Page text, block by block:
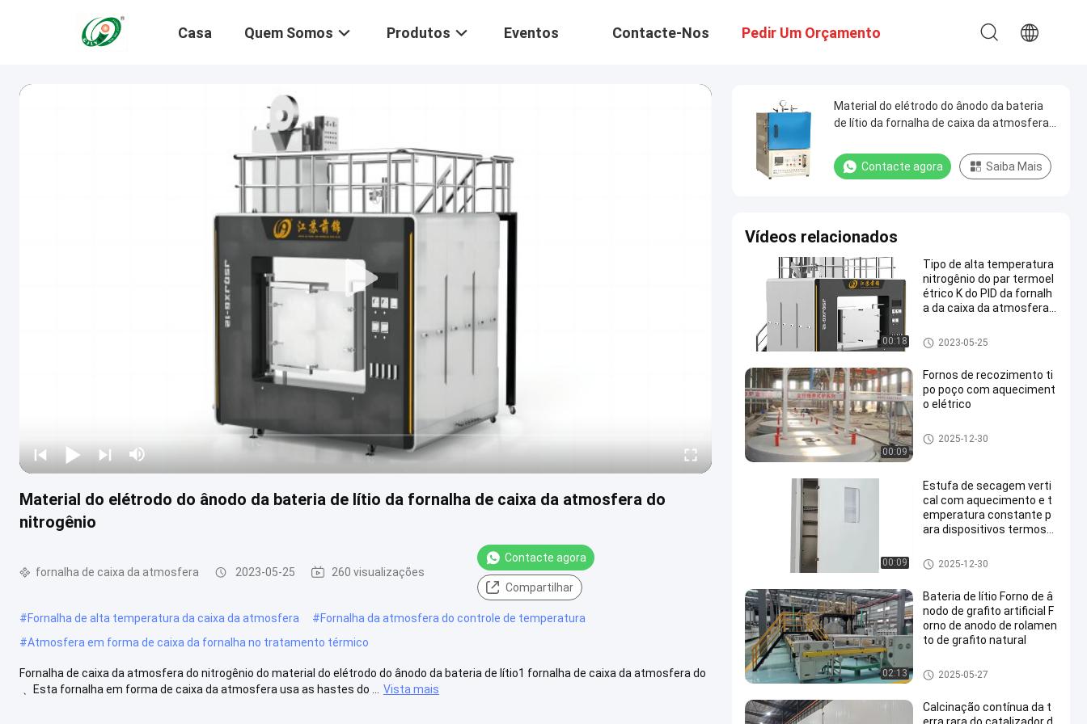
Casa Quem Somos Produtos Eventos Contacte-Nos Pedir Um Orçamento
Material do elétrodo do ânodo da bateria de lítio da fornalha de caixa da atmosfera do
nitrogênio
fornalha de caixa da atmosfera 2023-05-25 260 visualizações
Contacte agora
Compartilhar
#Fornalha de alta temperatura da caixa da atmosfera #Fornalha da atmosfera do controle de temperatura
#Atmosfera em forma de caixa da fornalha no tratamento térmico
Fornalha de caixa da atmosfera do nitrogênio do material do elétrodo do ânodo da bateria de lítio1 fornalha de caixa da atmosfera do
﹑ Esta fornalha em forma de caixa da atmosfera usa as hastes do ...
Vista mais
Material do elétrodo do ânodo da bateria
de lítio da fornalha de caixa da atmosfera
Contacte agora Saiba Mais
Vídeos relacionados
00:18
Tipo de alta temperatura
nitrogênio do par termoel
étrico K do PID da fornalh
a da caixa da atmosfera
o
fornalha de caixa da atmosfer
a
2023-05-25
00:09
Fornos de recozimento ti
po poço com aqueciment
o elétrico
Forno de tratamento térmico
2025-12-30
00:09
Estufa de secagem verti
cal com aquecimento e t
emperatura constante p
ara dispositivos termost
Fornos de secagem
2025-12-30
02:13
Bateria de lítio Forno de â
nodo de grafito artificial F
orno de anodo de rolamen
to de grafito natural
fornalha de lareira do rolo
2025-05-27
Calcinação contínua da t